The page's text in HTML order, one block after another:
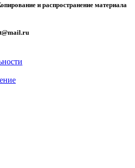
и распространение материала